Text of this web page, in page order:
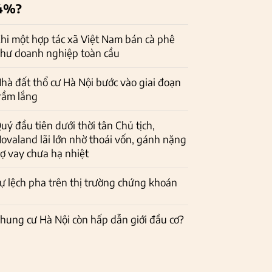
một hợp tác xã Việt Nam bán cà phê
doanh nghiệp toàn cầu
đất thổ cư Hà Nội bước vào giai đoạn
lắng
đầu tiên dưới thời tân Chủ tịch,
lãi lớn nhờ thoái vốn, gánh nặng
vay chưa hạ nhiệt
lệch pha trên thị trường chứng khoán
cư Hà Nội còn hấp dẫn giới đầu cơ?